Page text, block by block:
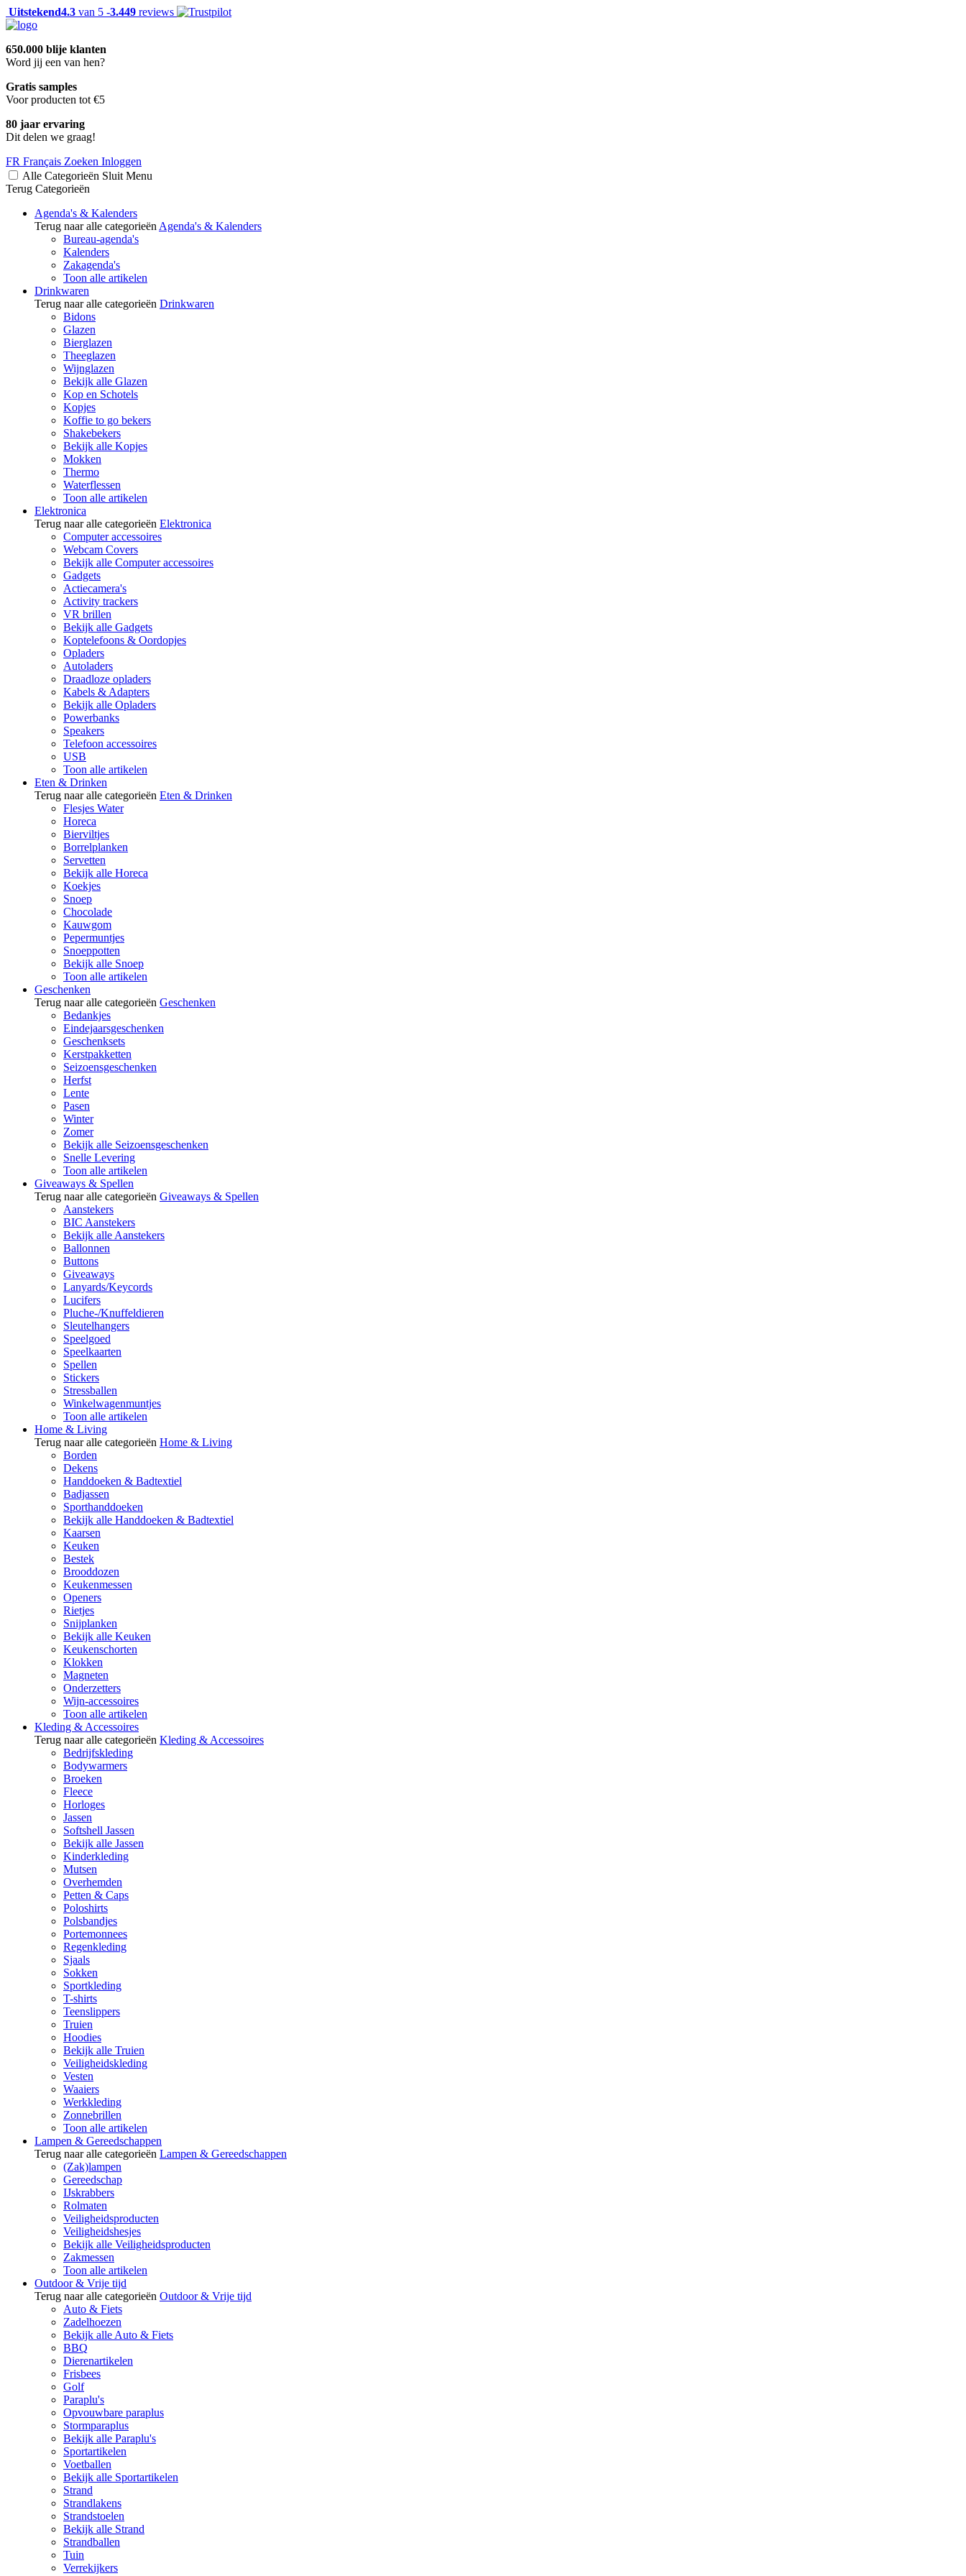
Uitstekend4.3 van 5 -3.449 reviews
650.000 blije klanten
Word jij een van hen?
Gratis samples
Voor producten tot €5
80 jaar ervaring
Dit delen we graag!
FR Français Zoeken Inloggen
Alle Categorieën Sluit Menu
Terug Categorieën
Agenda's & Kalenders
Terug naar alle categorieën Agenda's & Kalenders
Bureau-agenda's
Kalenders
Zakagenda's
Toon alle artikelen
Drinkwaren
Terug naar alle categorieën Drinkwaren
Bidons
Glazen
Bierglazen
Theeglazen
Wijnglazen
Bekijk alle Glazen
Kop en Schotels
Kopjes
Koffie to go bekers
Shakebekers
Bekijk alle Kopjes
Mokken
Thermo
Waterflessen
Toon alle artikelen
Elektronica
Terug naar alle categorieën Elektronica
Computer accessoires
Webcam Covers
Bekijk alle Computer accessoires
Gadgets
Actiecamera's
Activity trackers
VR brillen
Bekijk alle Gadgets
Koptelefoons & Oordopjes
Opladers
Autoladers
Draadloze opladers
Kabels & Adapters
Bekijk alle Opladers
Powerbanks
Speakers
Telefoon accessoires
USB
Toon alle artikelen
Eten & Drinken
Terug naar alle categorieën Eten & Drinken
Flesjes Water
Horeca
Bierviltjes
Borrelplanken
Servetten
Bekijk alle Horeca
Koekjes
Snoep
Chocolade
Kauwgom
Pepermuntjes
Snoeppotten
Bekijk alle Snoep
Toon alle artikelen
Geschenken
Terug naar alle categorieën Geschenken
Bedankjes
Eindejaarsgeschenken
Geschenksets
Kerstpakketten
Seizoensgeschenken
Herfst
Lente
Pasen
Winter
Zomer
Bekijk alle Seizoensgeschenken
Snelle Levering
Toon alle artikelen
Giveaways & Spellen
Terug naar alle categorieën Giveaways & Spellen
Aanstekers
BIC Aanstekers
Bekijk alle Aanstekers
Ballonnen
Buttons
Giveaways
Lanyards/Keycords
Lucifers
Pluche-/Knuffeldieren
Sleutelhangers
Speelgoed
Speelkaarten
Spellen
Stickers
Stressballen
Winkelwagenmuntjes
Toon alle artikelen
Home & Living
Terug naar alle categorieën Home & Living
Borden
Dekens
Handdoeken & Badtextiel
Badjassen
Sporthanddoeken
Bekijk alle Handdoeken & Badtextiel
Kaarsen
Keuken
Bestek
Brooddozen
Keukenmessen
Openers
Rietjes
Snijplanken
Bekijk alle Keuken
Keukenschorten
Klokken
Magneten
Onderzetters
Wijn-accessoires
Toon alle artikelen
Kleding & Accessoires
Terug naar alle categorieën Kleding & Accessoires
Bedrijfskleding
Bodywarmers
Broeken
Fleece
Horloges
Jassen
Softshell Jassen
Bekijk alle Jassen
Kinderkleding
Mutsen
Overhemden
Petten & Caps
Poloshirts
Polsbandjes
Portemonnees
Regenkleding
Sjaals
Sokken
Sportkleding
T-shirts
Teenslippers
Truien
Hoodies
Bekijk alle Truien
Veiligheidskleding
Vesten
Waaiers
Werkkleding
Zonnebrillen
Toon alle artikelen
Lampen & Gereedschappen
Terug naar alle categorieën Lampen & Gereedschappen
(Zak)lampen
Gereedschap
IJskrabbers
Rolmaten
Veiligheidsproducten
Veiligheidshesjes
Bekijk alle Veiligheidsproducten
Zakmessen
Toon alle artikelen
Outdoor & Vrije tijd
Terug naar alle categorieën Outdoor & Vrije tijd
Auto & Fiets
Zadelhoezen
Bekijk alle Auto & Fiets
BBQ
Dierenartikelen
Frisbees
Golf
Paraplu's
Opvouwbare paraplus
Stormparaplus
Bekijk alle Paraplu's
Sportartikelen
Voetballen
Bekijk alle Sportartikelen
Strand
Strandlakens
Strandstoelen
Bekijk alle Strand
Strandballen
Tuin
Verrekijkers